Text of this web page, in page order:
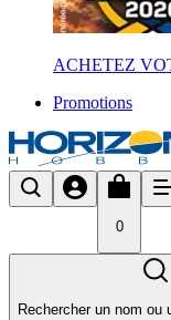
ACHETEZ
Promotions
0
Rechercher un nom ou